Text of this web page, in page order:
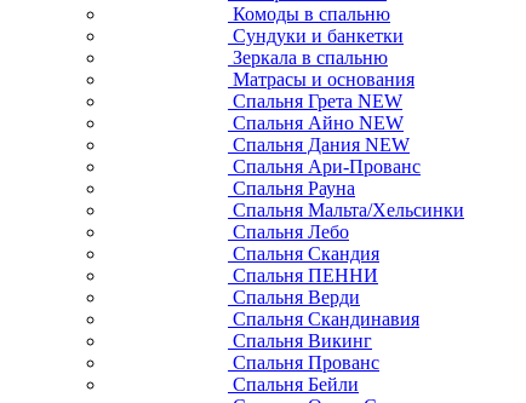
Комоды в спальню
Сундуки и банкетки
Зеркала в спальню
Матрасы и основания
Спальня Грета NEW
Спальня Айно NEW
Спальня Дания NEW
Спальня Ари-Прованс
Спальня Рауна
Спальня Мальта/Хельсинки
Спальня Лебо
Спальня Скандия
Спальня ПЕННИ
Спальня Верди
Спальня Скандинавия
Спальня Викинг
Спальня Прованс
Спальня Бейли